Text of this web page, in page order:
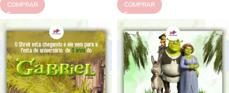
COMPRAR COMPRAR